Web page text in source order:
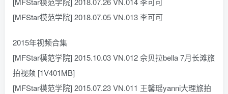
[MFStar模范学院] 2018.07.05 VN.013 李可可
2015年视频合集
[MFStar模范学院] 2015.10.03 VN.012 佘贝拉bella 7月长滩旅
拍视频 [1V401MB]
[MFStar模范学院] 2015.07.23 VN.011 王馨瑶yanni大理旅拍